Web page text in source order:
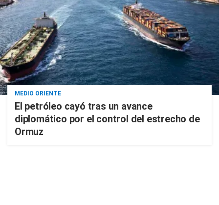
MEDIO ORIENTE
El petróleo cayó tras un avance
diplomático por el control del estrecho de
Ormuz